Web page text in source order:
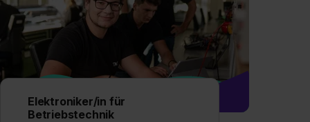
Elektroniker/in für
Betriebstechnik